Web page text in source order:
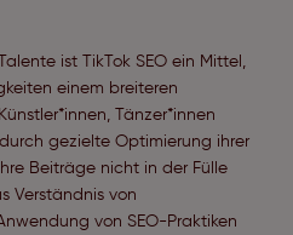
ist TikTok SEO ein Mittel,
einem breiteren
Tänzer*innen
gezielte Optimierung ihrer
Beiträge nicht in der Fülle
Verständnis von
von SEO-Praktiken